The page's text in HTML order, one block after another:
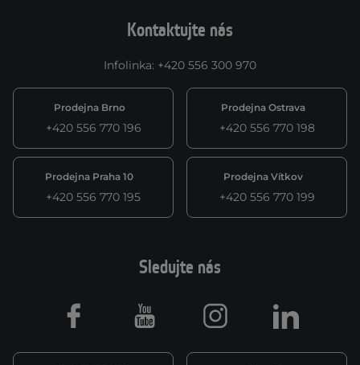
Kontaktujte nás
Infolinka: +420 556 300 970
Prodejna Brno
+420 556 770 196
Prodejna Ostrava
+420 556 770 198
Prodejna Praha 10
+420 556 770 195
Prodejna Vítkov
+420 556 770 199
Sledujte nás
Facebook Youtube Instagram LinkedIn